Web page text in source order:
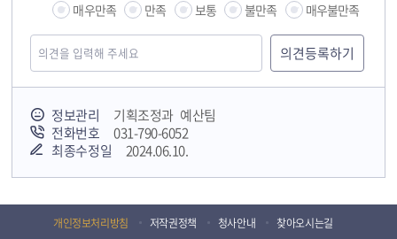
매우만족 만족 보통 불만족 매우불만족
정보관리
기획조정과 예산팀
전화번호
031-790-6052
최종수정일
2024.06.10.
개인정보처리방침 저작권정책 청사안내 찾아오시는길